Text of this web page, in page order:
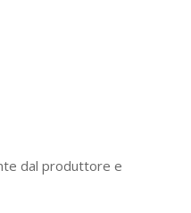
dal produttore e